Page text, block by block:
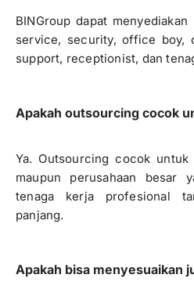
BINGroup dapat
service, security, office boy,
support, receptionist, dan
Apakah outsourcing cocok
Ya. Outsourcing cocok
maupun perusahaan besar
tenaga kerja profesional
panjang.
Apakah bisa menyesuaikan